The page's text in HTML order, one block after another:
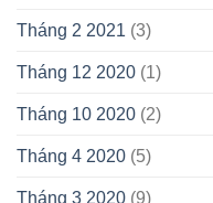
Tháng 2 2021 (3)
Tháng 12 2020 (1)
Tháng 10 2020 (2)
Tháng 4 2020 (5)
Tháng 3 2020 (9)